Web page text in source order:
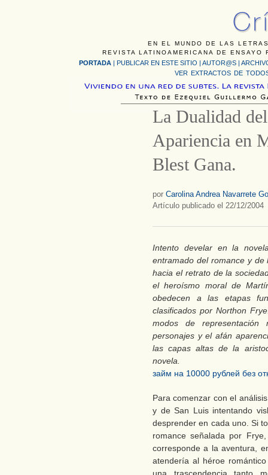
EN EL MUNDO DE LAS
REVISTA LATINOAMERICANA DE
PORTADA | PUBLICAR EN ESTE SITIO | AUTOR@S |
VER EXTRACTOS DE
La Dualidad
Apariencia en
Blest Gana.
por Carolina Andrea Navarrete
Artículo publicado el 22/12/2004
Intento develar en la
entramado del romance y de
hacia el retrato de la
el heroísmo moral de
obedecen a las etapas
clasificados por Northon
modos de
personajes y el afán
las capas altas de la
novela.
займ на 10000 рублей без
Para comenzar con el
y de San Luis intentando
desprender en cada uno. Si
romance señalada por
corresponde a la aventura,
atendería al héroe